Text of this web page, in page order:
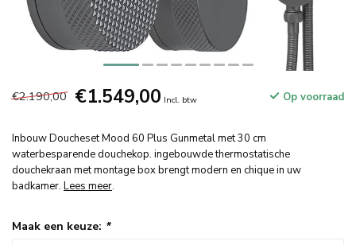
€2.190,00 €1.549,00 Incl. btw Op voorraad
Inbouw Doucheset Mood 60 Plus Gunmetal met 30 cm
waterbesparende douchekop. ingebouwde thermostatische
douchekraan met montage box brengt modern en chique in uw
badkamer. Lees meer.
Maak een keuze: *